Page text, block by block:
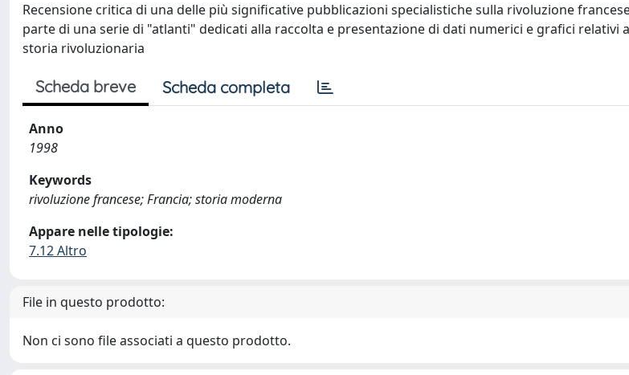
Recensione critica di una delle più significative pubblicazioni specialistiche sulla rivoluzione
parte di una serie di "atlanti" dedicati alla raccolta e presentazione di dati numerici e grafici relativi
storia rivoluzionaria
Scheda breve Scheda completa
Anno
1998
Keywords
rivoluzione francese; Francia; storia moderna
Appare nelle tipologie:
7.12 Altro
File in questo prodotto:
Non ci sono file associati a questo prodotto.